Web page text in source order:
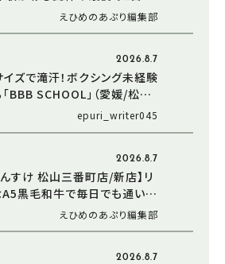
えひめのあぷり編集部
2026.8.7
ズで滝汗！ボクシング未経験
BBB SCHOOL」（愛媛/松山
epuri_writer045
2026.8.7
すけ 松山三番町店/新店】リ
A5黒毛和牛で毎日でも通いた
オープン（2026/5/16 愛媛/松
えひめのあぷり編集部
2026.8.7